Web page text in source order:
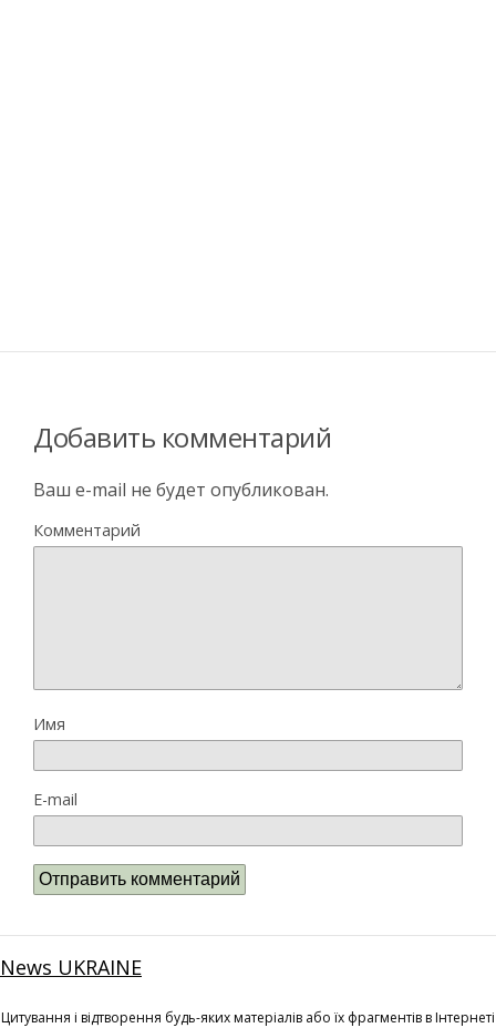
Добавить комментарий
Ваш e-mail не будет опубликован.
Комментарий
Имя
E-mail
News UKRAINE
Цитування і відтворення будь-яких матеріалів або їх фрагментів в Інтернеті